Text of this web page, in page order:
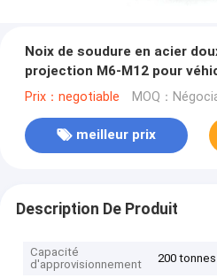
Noix de soudure en acier
projection M6-M12 pour
Prix：negotiable MOQ：
meilleur prix
Description De Produit
Capacité
d'approvisionnement
200